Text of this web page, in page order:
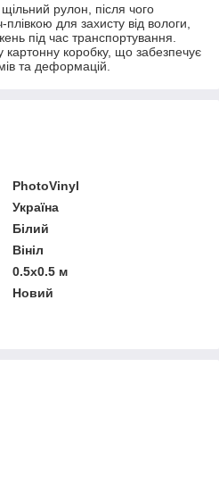
рулон, після чого
для захисту від вологи,
під час транспортування.
картонну коробку, що забезпечує
та деформацій.
PhotoVinyl
Україна
Білий
Вініл
0.5x0.5 м
Новий